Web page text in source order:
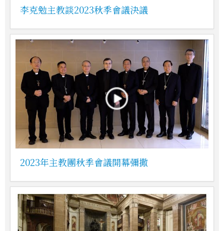
李克勉主教談2023秋季會議決議
2023年主教團秋季會議開幕彌撒